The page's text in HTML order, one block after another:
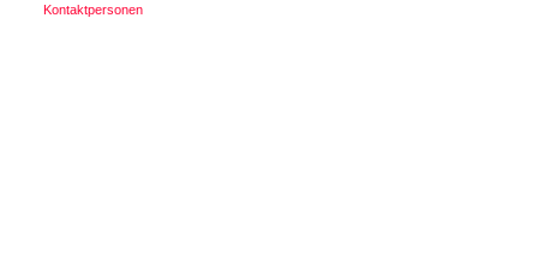
Kontaktpersonen